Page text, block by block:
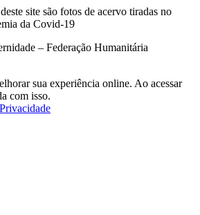
site são fotos de acervo tiradas no
da Covid-19
– Federação Humanitária
sua experiência online. Ao acessar
com isso.